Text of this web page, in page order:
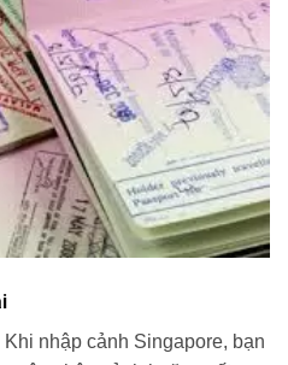
Khi nhập cảnh Singapore, bạn